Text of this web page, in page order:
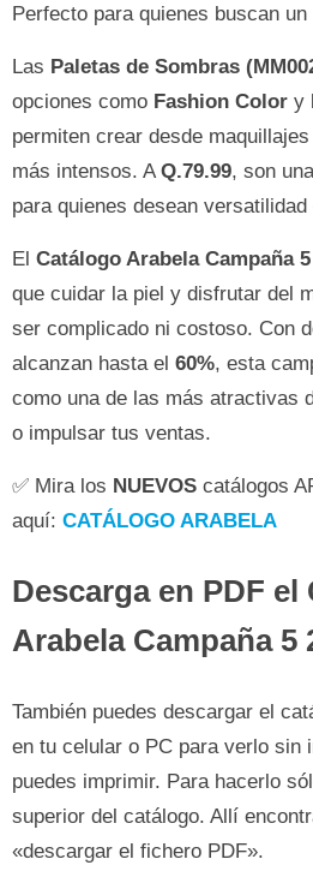
Perfecto para quienes buscan
Las Paletas de Sombras
opciones como Fashion Color y
permiten crear desde
más intensos. A Q.79.99, son
para quienes desean
El Catálogo Arabela Campaña
que cuidar la piel y disfrutar del
ser complicado ni costoso. Con
alcanzan hasta el 60%, esta
como una de las más atractivas
o impulsar tus ventas.
✅ Mira los NUEVOS catálogos
aquí: CATÁLOGO ARABELA
Descarga en PDF el
Arabela Campaña 5
También puedes descargar el
en tu celular o PC para verlo sin
puedes imprimir. Para hacerlo
superior del catálogo. Allí
«descargar el fichero PDF».